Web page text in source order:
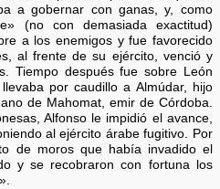
a gobernar con ganas, y, como
(no con demasiada exactitud)
a los enemigos y fue favorecido
al frente de su ejército, venció y
Tiempo después fue sobre León
por caudillo a Almúdar, hijo
de Mahomat, emir de Córdoba.
Alfonso le impidió el avance,
al ejército árabe fugitivo. Por
de moros que había invadido el
y se recobraron con fortuna los